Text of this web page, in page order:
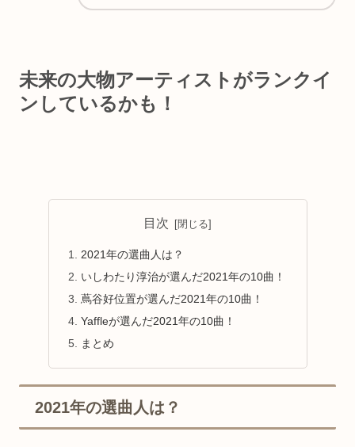
未来の大物アーティストがランクイ
ンしているかも！
目次
2021年の選曲人は？
いしわたり淳治が選んだ2021年の10曲！
蔦谷好位置が選んだ2021年の10曲！
Yaffleが選んだ2021年の10曲！
まとめ
2021年の選曲人は？